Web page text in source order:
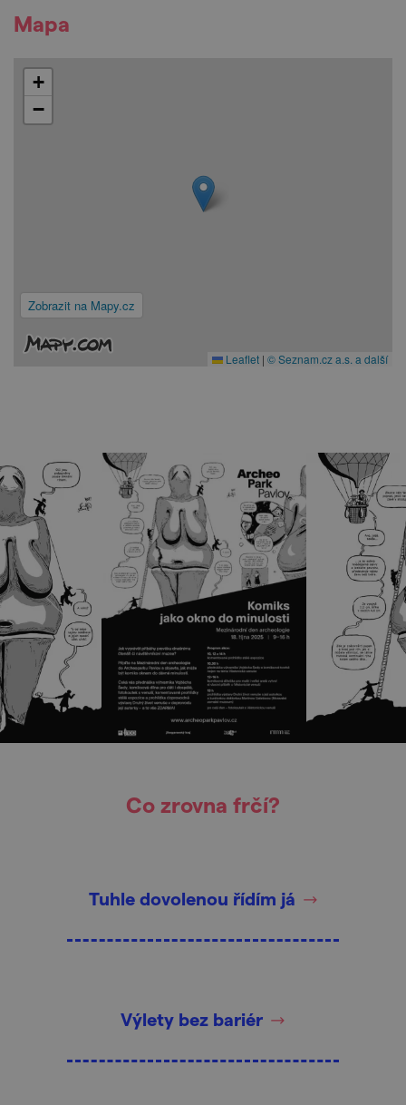
Mapa
Zobrazit na Mapy.cz
+
−
Leaflet | © Seznam.cz a.s. a další
Co zrovna frčí?
Tuhle dovolenou řídím já
Výlety bez bariér